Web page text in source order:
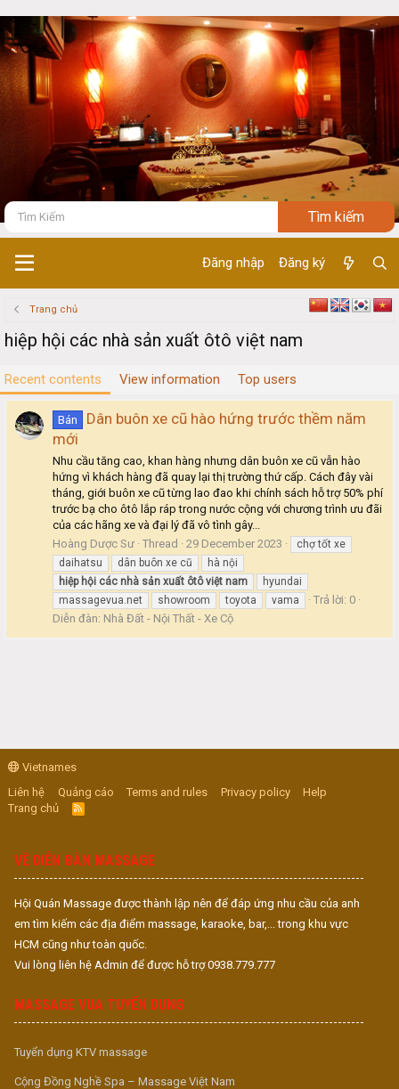
Đăng nhập Đăng ký
Trang chủ
hiệp hội các nhà sản xuất ôtô việt nam
Recent contents View information Top users
Bán
Dân buôn xe cũ hào hứng trước thềm năm
mới
Nhu cầu tăng cao, khan hàng nhưng dân buôn xe cũ vẫn hào
hứng vì khách hàng đã quay lại thị trường thứ cấp. Cách đây vài
tháng, giới buôn xe cũ từng lao đao khi chính sách hỗ trợ 50% phí
trước bạ cho ôtô lắp ráp trong nước cộng với chương trình ưu đãi
của các hãng xe và đại lý đã vô tình gây...
Hoàng Dược Sư Thread 29 December 2023
chợ tốt xe
daihatsu
dân buôn xe cũ
hà nội
hiệp hội các nhà sản xuất ôtô việt nam
hyundai
massagevua.net
showroom toyota vama
Trả lời: 0
Diễn đàn: Nhà Đất - Nội Thất - Xe Cộ
Vietnames
Liên hệ
Quảng cáo Terms and rules Privacy policy
Help
Trang chủ
R
S
VỀ DIỄN ĐÀN MASSAGE
Hội Quán Massage được thành lập nên để đáp ứng nhu cầu của anh
em tìm kiếm các địa điểm massage, karaoke, bar,... trong khu vực
HCM cũng như toàn quốc.
Vui lòng liên hệ Admin để được hỗ trợ 0938.779.777
MASSAGE VUA TUYỂN DỤNG
Tuyển dụng KTV massage
Cộng Đồng Nghề Spa – Massage Việt Nam